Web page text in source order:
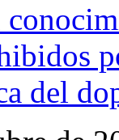
del